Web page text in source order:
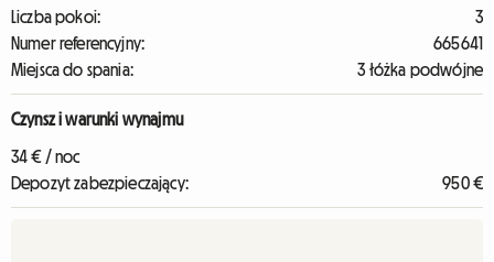
Liczba pokoi:
3
Numer referencyjny:
665641
Miejsca do spania:
3 łóżka podwójne
Czynsz i warunki wynajmu
34 € / noc
Depozyt zabezpieczający:
950 €